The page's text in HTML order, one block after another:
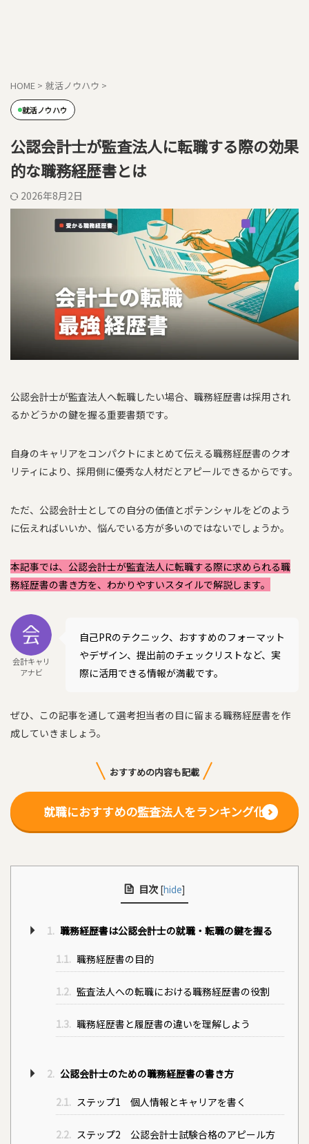
HOME > 就活ノウハウ >
就活ノウハウ
公認会計士が監査法人に転職する際の効果
的な職務経歴書とは
2026年8月2日
公認会計士が監査法人へ転職したい場合、職務経歴書は採用され
るかどうかの鍵を握る重要書類です。
自身のキャリアをコンパクトにまとめて伝える職務経歴書のクオ
リティにより、採用側に優秀な人材だとアピールできるからです。
ただ、公認会計士としての自分の価値とポテンシャルをどのよう
に伝えればいいか、悩んでいる方が多いのではないでしょうか。
本記事では、公認会計士が監査法人に転職する際に求められる職
務経歴書の書き方を、わかりやすいスタイルで解説します。
会計キャリ
アナビ
自己PRのテクニック、おすすめのフォーマット
やデザイン、提出前のチェックリストなど、実
際に活用できる情報が満載です。
ぜひ、この記事を通して選考担当者の目に留まる職務経歴書を作
成していきましょう。
おすすめの内容も記載
就職におすすめの監査法人をランキング化
目次 [hide]
1. 職務経歴書は公認会計士の就職・転職の鍵を握る
1.1. 職務経歴書の目的
1.2. 監査法人への転職における職務経歴書の役割
1.3. 職務経歴書と履歴書の違いを理解しよう
2. ​​公認会計士のための職務経歴書の書き方
2.1. ステップ1 個人情報とキャリアを書く
2.2. ステップ2 公認会計士試験合格のアピール方